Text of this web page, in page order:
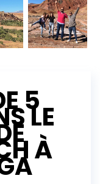
5
LE
À